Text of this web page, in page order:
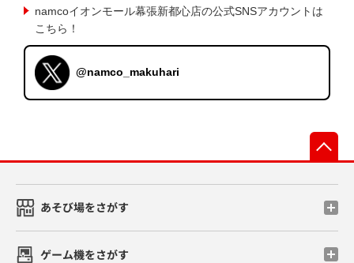
namcoイオンモール幕張新都心店の公式SNSアカウントは
こちら！
@namco_makuhari
あそび場をさがす
ゲーム機をさがす